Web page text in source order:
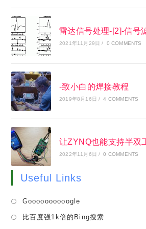
雷达信号处理-[2]-信号
2021年11月29日 / 0 COMMENTS
-致小白的焊接教程
2019年8月16日 / 4 COMMENTS
让ZYNQ也能支持半双
2022年11月6日 / 0 COMMENTS
Useful Links
Goooooooooogle
比百度强1k倍的Bing搜索